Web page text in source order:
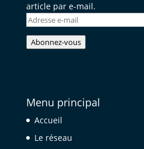
article par e-mail.
Adresse
e-
mail
Abonnez-vous
Menu principal
Accueil
Le réseau